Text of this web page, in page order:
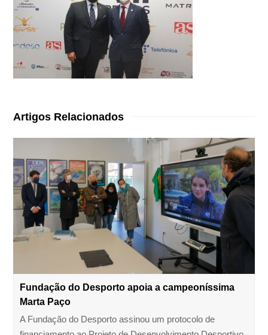
Artigos Relacionados
Fundação do Desporto apoia a campeoníssima
Marta Paço
A Fundação do Desporto assinou um protocolo de